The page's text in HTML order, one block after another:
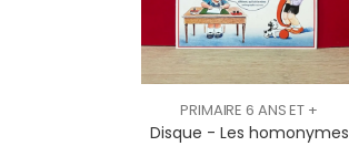
PRIMAIRE 6 ANS ET +
Disque - Les homonymes